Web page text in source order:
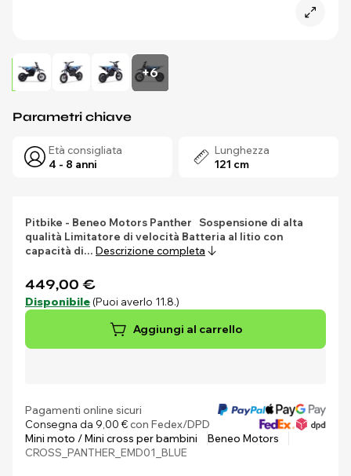
+6
Parametri chiave
Età consigliata
4 - 8 anni
Lunghezza
121 cm
Pitbike - Beneo Motors Panther
Sospensione di alta
qualità Limitatore di velocità Batteria al litio con
capacità di… Descrizione completa
449,00 €
Disponibile (Puoi averlo 11.8.)
Aggiungi al carrello
Pagamenti online sicuri
Consegna da 9,00 €con Fedex/DPD
Mini moto / Mini cross per bambini
Beneo Motors
CROSS_PANTHER_EMD01_BLUE